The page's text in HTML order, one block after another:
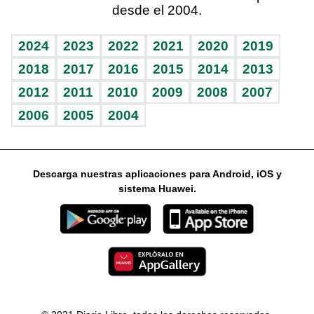
Vida y familia
Eñe
Celebrando la vida
Sin complejos
En pocas palabras
Escuchando al corazón
Economía Personal
Consulta Libre
BRV
TBT Deportivo
Ágora
Guía del dinero
Horóscopos
desde el 2004.
2024 2023 2022 2021 2020
2019
2018
2017 2016 2015 2014
2013
2012
2011 2010 2009 2008
2007
2006
2005 2004
Descarga nuestras aplicaciones para Android, iOS y
sistema Huawei.